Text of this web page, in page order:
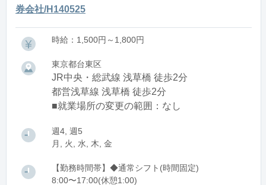
券会社/H140525
時給：1,500円～1,800円
東京都台東区
JR中央・総武線 浅草橋 徒歩2分
都営浅草線 浅草橋 徒歩2分
■就業場所の変更の範囲：なし
週4, 週5
月, 火, 水, 木, 金
【勤務時間帯】◆通常シフト(時間固定)
8:00〜17:00(休憩1:00)